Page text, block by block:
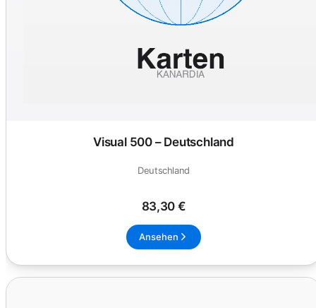
Visual 500 – Deutschland
Deutschland
83,30 €
Ansehen